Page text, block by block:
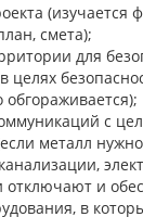
(изучается
смета);
для
целях
обгораживается);
с
металл
отключают и
в